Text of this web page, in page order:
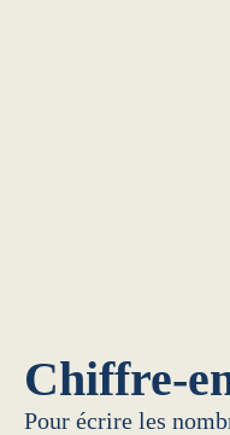
Chiffre-
Pour écrire les